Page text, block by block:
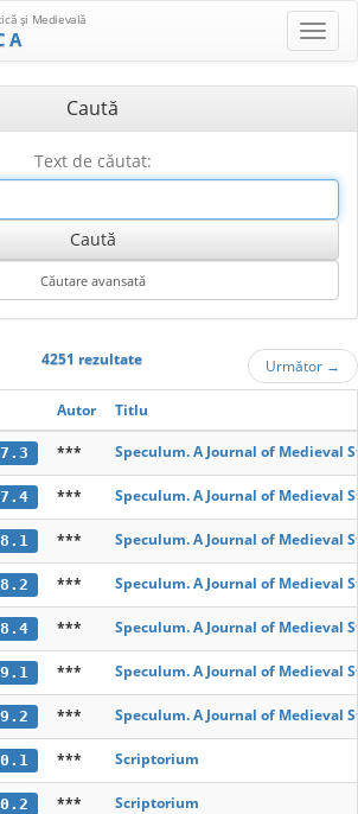
şi Medievală
Caută
Text de căutat:
4251 rezultate Următor →
Autor Titlu
*** Speculum. A Journal of Medieval
*** Speculum. A Journal of Medieval
*** Speculum. A Journal of Medieval
*** Speculum. A Journal of Medieval
*** Speculum. A Journal of Medieval
*** Speculum. A Journal of Medieval
*** Speculum. A Journal of Medieval
*** Scriptorium
*** Scriptorium